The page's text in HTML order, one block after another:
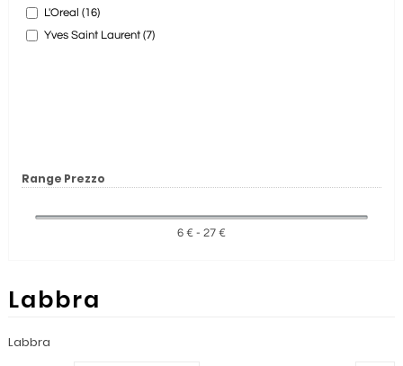
L'Oreal (16)
Yves Saint Laurent (7)
Range Prezzo
6 € - 27 €
Labbra
Labbra